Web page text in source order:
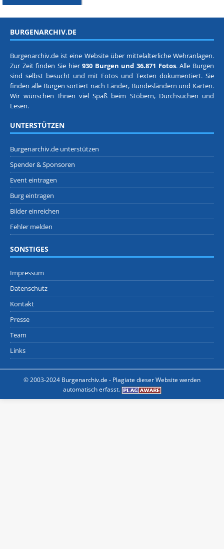
BURGENARCHIV.DE
Burgenarchiv.de ist eine Website über mittelalterliche Wehranlagen.
Zur Zeit finden Sie hier930 Burgen und 36.871 Fotos. Alle Burgen
sind selbst besucht und mit Fotos und Texten dokumentiert. Sie
finden alle Burgen sortiert nach Länder, Bundesländern und Karten.
Wir wünschen Ihnen viel Spaß beim Stöbern, Durchsuchen und
Lesen.
UNTERSTÜTZEN
Burgenarchiv.de unterstützen
Spender & Sponsoren
Event eintragen
Burg eintragen
Bilder einreichen
Fehler melden
SONSTIGES
Impressum
Datenschutz
Kontakt
Presse
Team
Links
© 2003-2024 Burgenarchiv.de - Plagiate dieser Website werden
automatisch erfasst.